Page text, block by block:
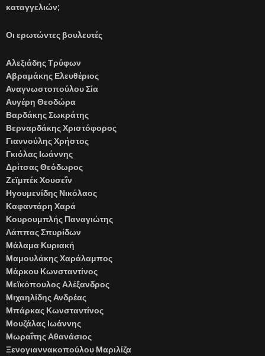
καταγγελιών;
Οι ερωτώντες βουλευτές
Αλεξιάδης Τρύφων
Αβραμάκης Ελευθέριος
Αναγνωστοπούλου Σία
Αυγέρη Θεοδώρα
Βαρδάκης Σωκράτης
Βερναρδάκης Χριστόφορος
Γιαννούλης Χρήστος
Γκιόλας Ιωάννης
Δρίτσας Θεόδωρος
Ζεϊμπέκ Χουσεΐν
Ηγουμενίδης Νικόλαος
Καφαντάρη Χαρά
Κουρουμπλής Παναγιώτης
Λάππας Σπυρίδων
Μάλαμα Κυριακή
Μαμουλάκης Χαράλαμπος
Μάρκου Κωνσταντίνος
Μεϊκόπουλος Αλέξανδρος
Μιχαηλίδης Ανδρέας
Μπάρκας Κωνσταντίνος
Μουζάλας Ιωάννης
Μωραΐτης Αθανάσιος
Ξενογιαννακοπούλου Μαριλίζα